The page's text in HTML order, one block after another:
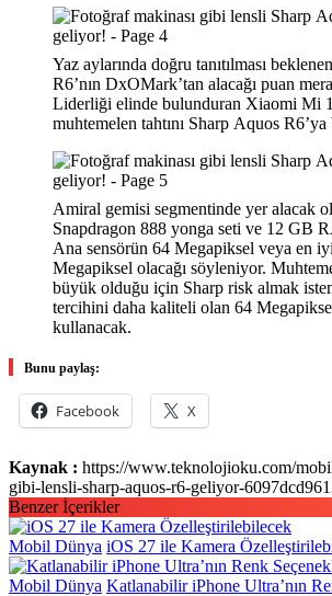
Yaz aylarında doğru tanıtılması
R6’nın DxOMark’tan alacağı puan
Liderliği elinde bulunduran Xiaomi Mi
muhtemelen tahtını Sharp Aquos R6’ya
Amiral gemisi segmentinde yer alacak
Snapdragon 888 yonga seti ve 12 GB
Ana sensörün 64 Megapiksel veya en
Megapiksel olacağı söyleniyor.
büyük olduğu için Sharp risk almak
tercihini daha kaliteli olan 64
kullanacak.
Bunu paylaş:
Facebook X
Kaynak : https://www.teknolojioku.com/
gibi-lensli-sharp-aquos-r6-geliyor-
Benzer İçerikler
Mobil Dünya iOS 27 ile Kamera
Mobil Dünya Katlanabilir iPhone Ultra’nın